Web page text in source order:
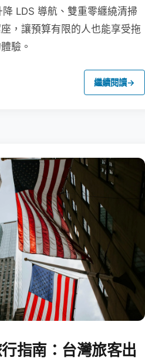
LDS 導航、雙重零纏繞清掃
，讓預算有限的人也能享受拖
驗。
繼續閱讀→
指南：台灣旅客出